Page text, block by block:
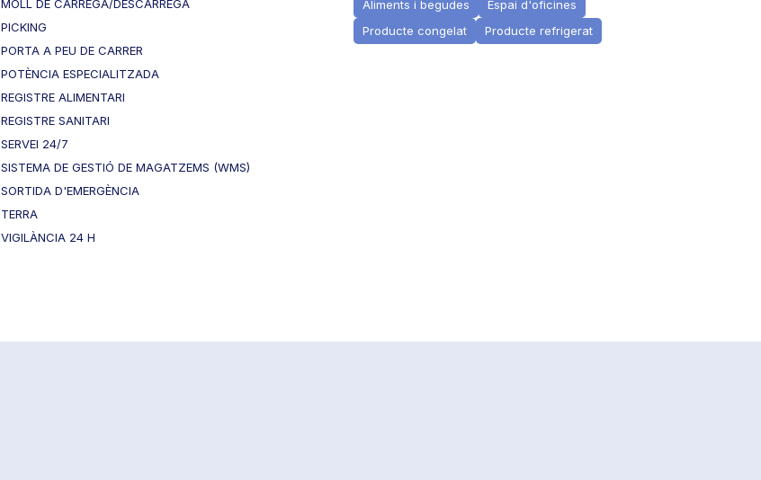
MOLL DE CÀRREGA/DESCÀRREGA
PICKING
PORTA A PEU DE CARRER
POTÈNCIA ESPECIALITZADA
REGISTRE ALIMENTARI
REGISTRE SANITARI
SERVEI 24/7
SISTEMA DE GESTIÓ DE MAGATZEMS (WMS)
SORTIDA D'EMERGÈNCIA
TERRA
VIGILÀNCIA 24 H
Aliments i begudes
Espai d'oficines
Producte congelat
Producte refrigerat